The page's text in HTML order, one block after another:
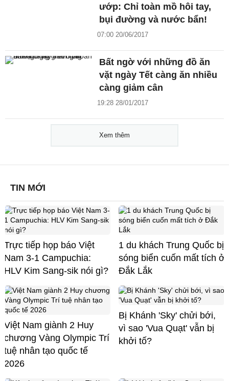
ướp: Chỉ toàn mồ hôi tay,
bụi đường và nước bẩn!
07:00 20/06/2017
Bất ngờ với những đồ ăn
vặt ngày Tết càng ăn nhiều
càng giảm cân
19:28 28/01/2017
Xem thêm
TIN MỚI
Trực tiếp họp báo Việt
Nam 3-1 Campuchia:
HLV Kim Sang-sik nói gì?
1 du khách Trung Quốc bị
sóng biển cuốn mất tích ở
Đắk Lắk
Việt Nam giành 2 Huy
chương Vàng Olympic Trí
tuệ nhân tạo quốc tế
2026
Bị Khánh 'Sky' chửi bới,
vì sao 'Vua Quạt' vẫn bị
khởi tố?